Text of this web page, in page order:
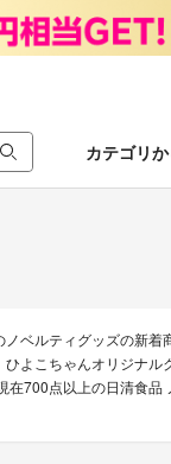
カテゴリ
ベルティグッズの新着
よこちゃんオリジナ
700点以上の日清食品